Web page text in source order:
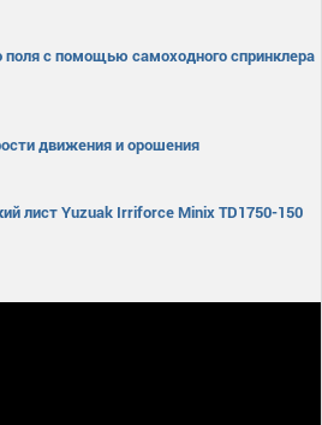
поля с помощью самоходного спринклера
движения и орошения
лист Yuzuak Irriforce Minix TD1750-150